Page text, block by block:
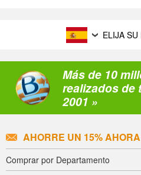
ELIJA SU
Más de 10
realizados de
2001 »
AHORRE UN 15% AHORA
Comprar por Departamento